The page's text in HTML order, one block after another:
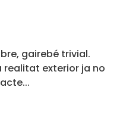
gairebé trivial.
realitat exterior ja no